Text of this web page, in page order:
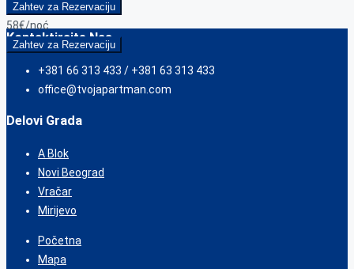
Zahtev za Rezervaciju
58€/noć
Zahtev za Rezervaciju
Kontaktirajte Nas
+381 66 313 433 / +381 63 313 433
office@tvojapartman.com
Delovi Grada
A Blok
Novi Beograd
Vračar
Mirijevo
Početna
Mapa